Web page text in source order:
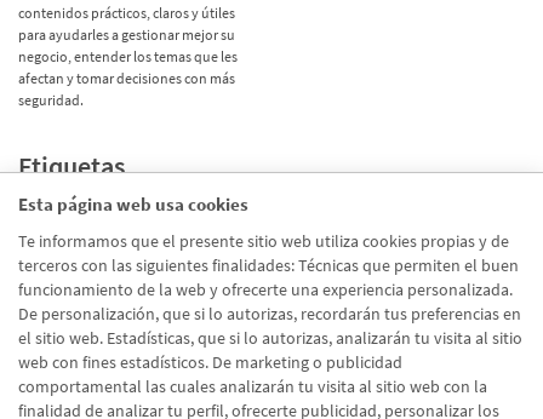
Esta página web usa cookies
Te informamos que el presente sitio web utiliza cookies propias y de
terceros con las siguientes finalidades: Técnicas que permiten el buen
funcionamiento de la web y ofrecerte una experiencia personalizada.
De personalización, que si lo autorizas, recordarán tus preferencias en
el sitio web. Estadísticas, que si lo autorizas, analizarán tu visita al sitio
web con fines estadísticos. De marketing o publicidad
comportamental las cuales analizarán tu visita al sitio web con la
finalidad de analizar tu perfil, ofrecerte publicidad, personalizar los
contenidos prácticos, claros y útiles
para ayudarles a gestionar mejor su
negocio, entender los temas que les
afectan y tomar decisiones con más
seguridad.
Etiquetas
Promociones
Corporativo(39)
Emprendedores (26)
Talento(20)
Digital(19)